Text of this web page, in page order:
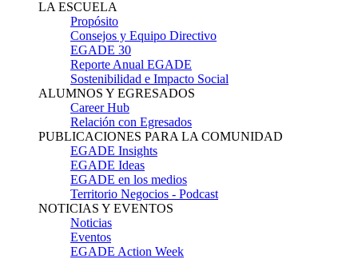
LA ESCUELA
Propósito
Consejos y Equipo Directivo
EGADE 30
Reporte Anual EGADE
Sostenibilidad e Impacto Social
ALUMNOS Y EGRESADOS
Career Hub
Relación con Egresados
PUBLICACIONES PARA LA COMUNIDAD
EGADE Insights
EGADE Ideas
EGADE en los medios
Territorio Negocios - Podcast
NOTICIAS Y EVENTOS
Noticias
Eventos
EGADE Action Week